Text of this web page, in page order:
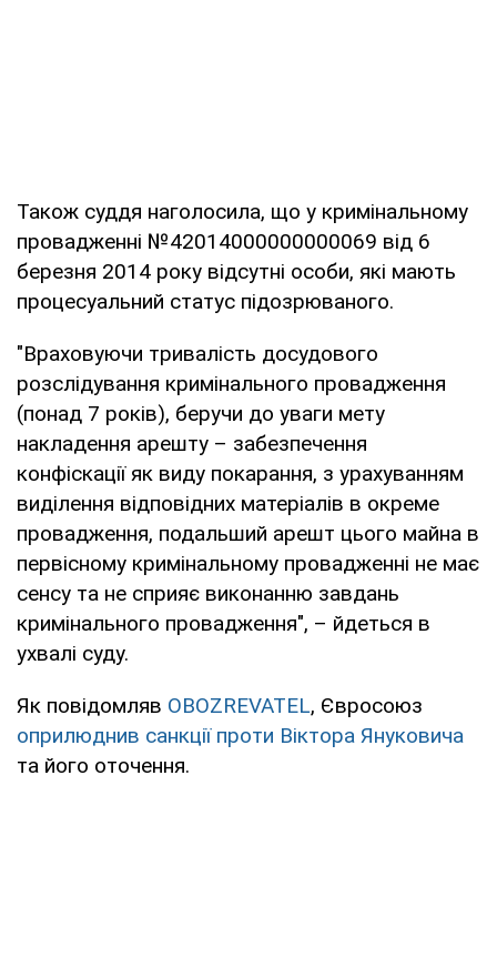
Також суддя наголосила, що у кримінальному
провадженні №42014000000000069 від 6
березня 2014 року відсутні особи, які мають
процесуальний статус підозрюваного.
"Враховуючи тривалість досудового
розслідування кримінального провадження
(понад 7 років), беручи до уваги мету
накладення арешту – забезпечення
конфіскації як виду покарання, з урахуванням
виділення відповідних матеріалів в окреме
провадження, подальший арешт цього майна в
первісному кримінальному провадженні не має
сенсу та не сприяє виконанню завдань
кримінального провадження", – йдеться в
ухвалі суду.
Як повідомляв OBOZREVATEL, Євросоюз
оприлюднив санкції проти Віктора Януковича
та його оточення.